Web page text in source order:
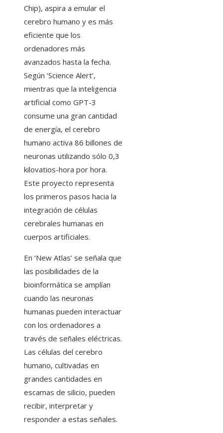
Chip), aspira a emular el
cerebro humano y es más
eficiente que los
ordenadores más
avanzados hasta la fecha.
Según ‘Science Alert’,
mientras que la inteligencia
artificial como GPT-3
consume una gran cantidad
de energía, el cerebro
humano activa 86 billones de
neuronas utilizando sólo 0,3
kilovatios-hora por hora.
Este proyecto representa
los primeros pasos hacia la
integración de células
cerebrales humanas en
cuerpos artificiales.
En ‘New Atlas’ se señala que
las posibilidades de la
bioinformática se amplían
cuando las neuronas
humanas pueden interactuar
con los ordenadores a
través de señales eléctricas.
Las células del cerebro
humano, cultivadas en
grandes cantidades en
escamas de silicio, pueden
recibir, interpretar y
responder a estas señales.